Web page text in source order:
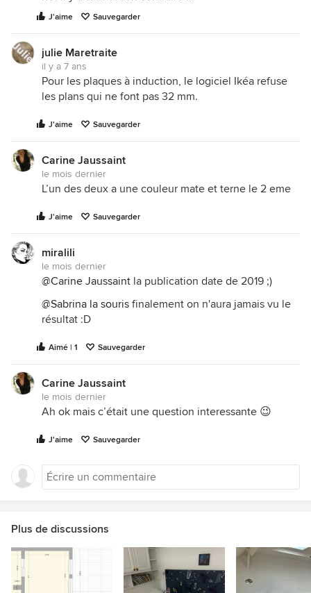
J'aime Sauvegarder
julie Maretraite
il y a 7 ans
Pour les plaques à induction, le logiciel Ikéa refuse
les plans qui ne font pas 32 mm.
J'aime Sauvegarder
Carine Jaussaint
le mois dernier
L’un des deux a une couleur mate et terne le 2 eme
J'aime Sauvegarder
miralili
le mois dernier
@Carine Jaussaint la publication date de 2019 ;)
@Sabrina la souris finalement on n'aura jamais vu le
résultat :D
Aimé | 1 Sauvegarder
Carine Jaussaint
le mois dernier
Ah ok mais c’était une question interessante 😉
J'aime Sauvegarder
Plus de discussions